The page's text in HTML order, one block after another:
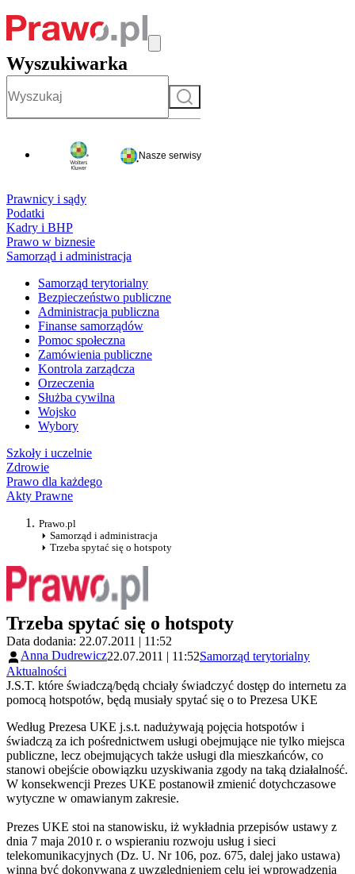
Wyszukiwarka
Szukaj
Nasze serwisy
Prawnicy i sądy
Podatki
Kadry i BHP
Prawo w biznesie
Samorząd i administracja
Samorząd terytorialny
Bezpieczeństwo publiczne
Administracja publiczna
Finanse samorządów
Pomoc społeczna
Zamówienia publiczne
Kontrola zarządcza
Orzeczenia
Służba cywilna
Wojsko
Wybory
Szkoły i uczelnie
Zdrowie
Prawo dla każdego
Akty Prawne
Prawo.pl
Samorząd i administracja
Trzeba spytać się o hotspoty
Trzeba spytać się o hotspoty
Data dodania: 22.07.2011 | 11:52
Anna Dudrewicz22.07.2011 | 11:52Samorząd terytorialny
Aktualności
J.S.T. które świadczą/będą chciały świadczyć dostęp do internetu za
pomocą hotspotów, będą musiały spytać się o to Prezesa UKE
Według Prezesa UKE j.s.t. nadużywają pojęcia hotspotów i
świadczą za ich pośrednictwem usługi obejmujące nie tylko miejsca
publiczne, lecz obejmujących także usługi dla mieszkańców, co
stanowi obejście obowiązku uzyskiwania zgody na taką działalność.
W konsekwencji Prezes UKE postanowił zmienić dotychczasowe
wytyczne w omawianym zakresie.
Prezes UKE stoi na stanowisku, iż wykładnia przepisów ustawy z
dnia 7 maja 2010 r. o wspieraniu rozwoju usług i sieci
telekomunikacyjnych (Dz. U. Nr 106, poz. 675, dalej jako ustawa)
winna być dokonywana z uwzględnieniem celu jej wprowadzenia